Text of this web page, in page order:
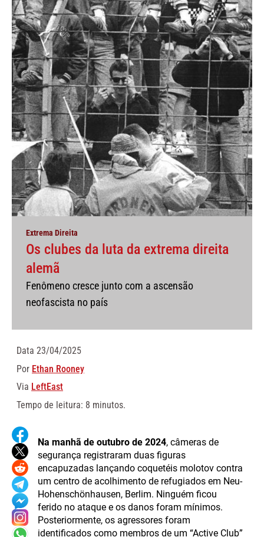
Extrema Direita
Os clubes da luta da extrema direita
alemã
Fenômeno cresce junto com a ascensão
neofascista no país
Data 23/04/2025
Por Ethan Rooney
Via LeftEast
Tempo de leitura: 8 minutos.
Na manhã de outubro de 2024, câmeras de
segurança registraram duas figuras
encapuzadas lançando coquetéis molotov contra
um centro de acolhimento de refugiados em Neu-
Hohenschönhausen, Berlim. Ninguém ficou
ferido no ataque e os danos foram mínimos.
Posteriormente, os agressores foram
identificados como membros de um “Active Club”